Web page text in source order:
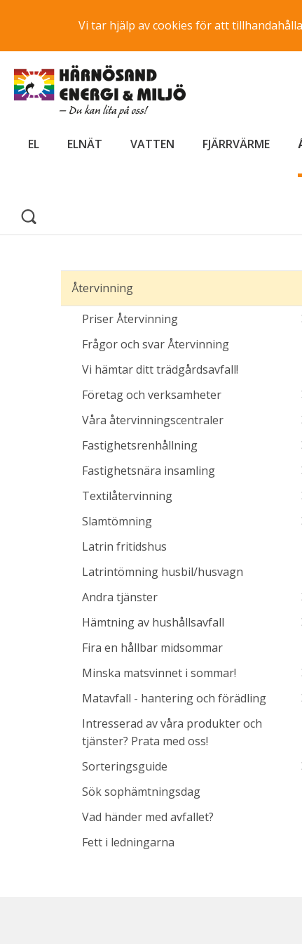
Vi tar hjälp av cookies för att
EL ELNÄT VATTEN FJÄRRVÄRME
Återvinning
Priser Återvinning
Frågor och svar Återvinning
Vi hämtar ditt trädgårdsavfall!
Företag och verksamheter
Våra återvinningscentraler
Fastighetsrenhållning
Fastighetsnära insamling
Textilåtervinning
Slamtömning
Latrin fritidshus
Latrintömning husbil/husvagn
Andra tjänster
Hämtning av hushållsavfall
Fira en hållbar midsommar
Minska matsvinnet i sommar!
Matavfall - hantering och förädling
Intresserad av våra produkter och
tjänster? Prata med oss!
Sorteringsguide
Sök sophämtningsdag
Vad händer med avfallet?
Fett i ledningarna